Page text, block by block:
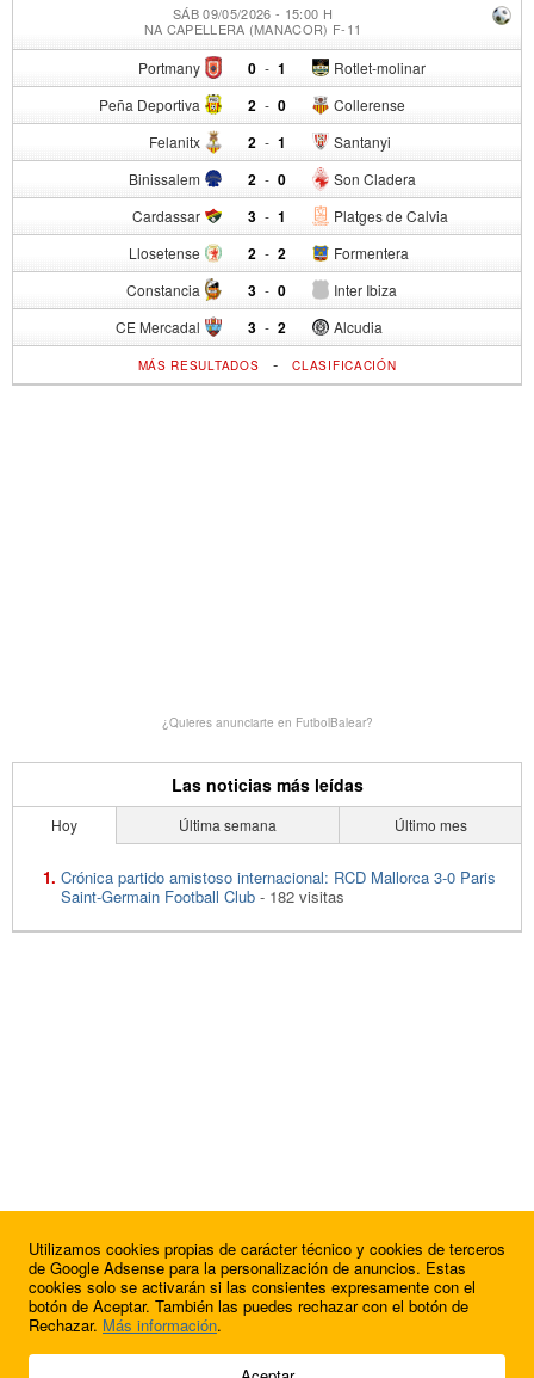
SÁB 09/05/2026 - 15:00 H
NA CAPELLERA (MANACOR) F-11
Portmany 0 - Rotlet-molinar
1
Peña Deportiva 2 - Collerense
0
Felanitx 2 - Santanyi
1
Binissalem 2 - Son Cladera
0
Cardassar 3 - Platges de Calvia
1
Llosetense 2 - Formentera
2
Constancia 3 - Inter Ibiza
0
CE Mercadal 3 - Alcudia
2
MÁS RESULTADOS -CLASIFICACIÓN
¿Quieres anunciarte en FutbolBalear?
Las noticias más leídas
Hoy Última semana Último mes
Crónica partido amistoso internacional: RCD Mallorca 3-0 Paris
Saint-Germain Football Club - 182 visitas
© 2009 - 2026 Soluciones Corporativas IP, SL.
Utilizamos cookies propias de carácter técnico y cookies de terceros
de Google Adsense para la personalización de anuncios. Estas
cookies solo se activarán si las consientes expresamente con el
botón de Aceptar. También las puedes rechazar con el botón de
Rechazar. Más información.